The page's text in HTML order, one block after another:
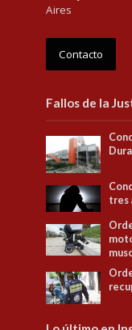
Aires
Contacto
Fallos de la
tres